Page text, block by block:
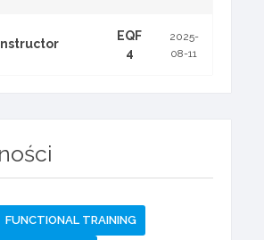
EQF
4
2025-
08-11
FUNCTIONAL TRAINING